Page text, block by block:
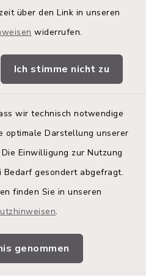
über den Link in unseren
widerrufen.
Ich stimme nicht zu
wir technisch notwendige
optimale Darstellung unserer
Einwilligung zur Nutzung
gesondert abgefragt.
finden Sie in unseren
.
genommen